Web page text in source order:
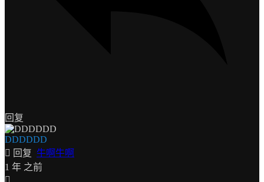
回复
DDDDDD
回复 牛啊牛啊
1 年 之前